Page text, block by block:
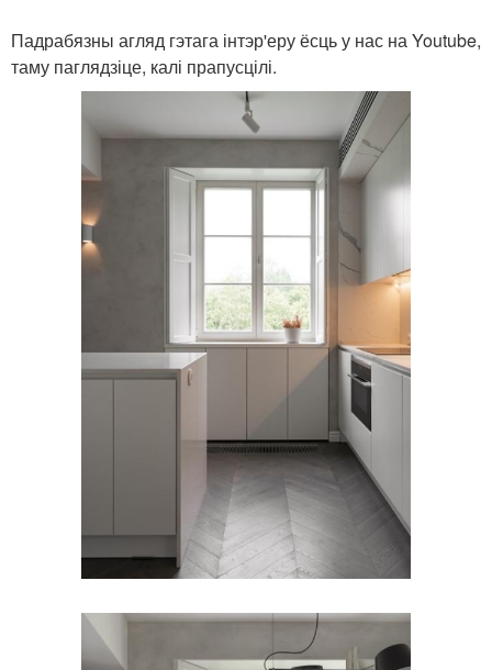
Падрабязны агляд гэтага інтэр'еру ёсць у нас на Youtube,
таму паглядзіце, калі прапусцілі.